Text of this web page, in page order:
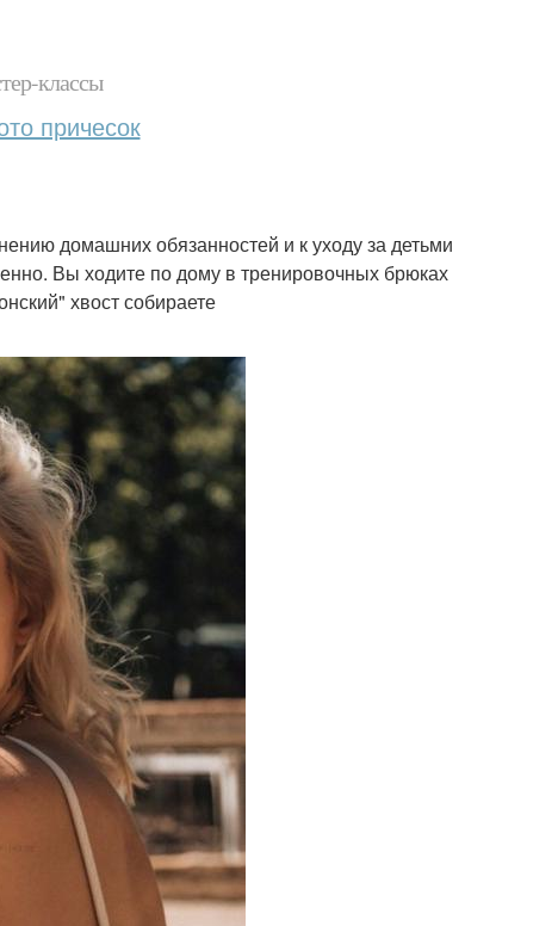
классы
причесок
домашних обязанностей и к уходу за детьми
Вы ходите по дому в тренировочных брюках
хвост собираете